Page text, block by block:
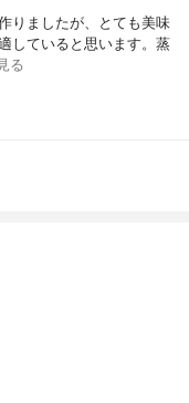
りましたが、とても美味
していると思います。蒸
る